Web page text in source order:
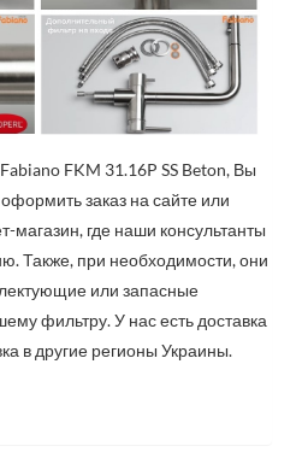
FKM 31.16P SS Beton, Вы
заказ на сайте или
магазин, где наши консультанты
Также, при необходимости, они
или запасные
фильтру. У нас есть доставка
в другие регионы Украины.